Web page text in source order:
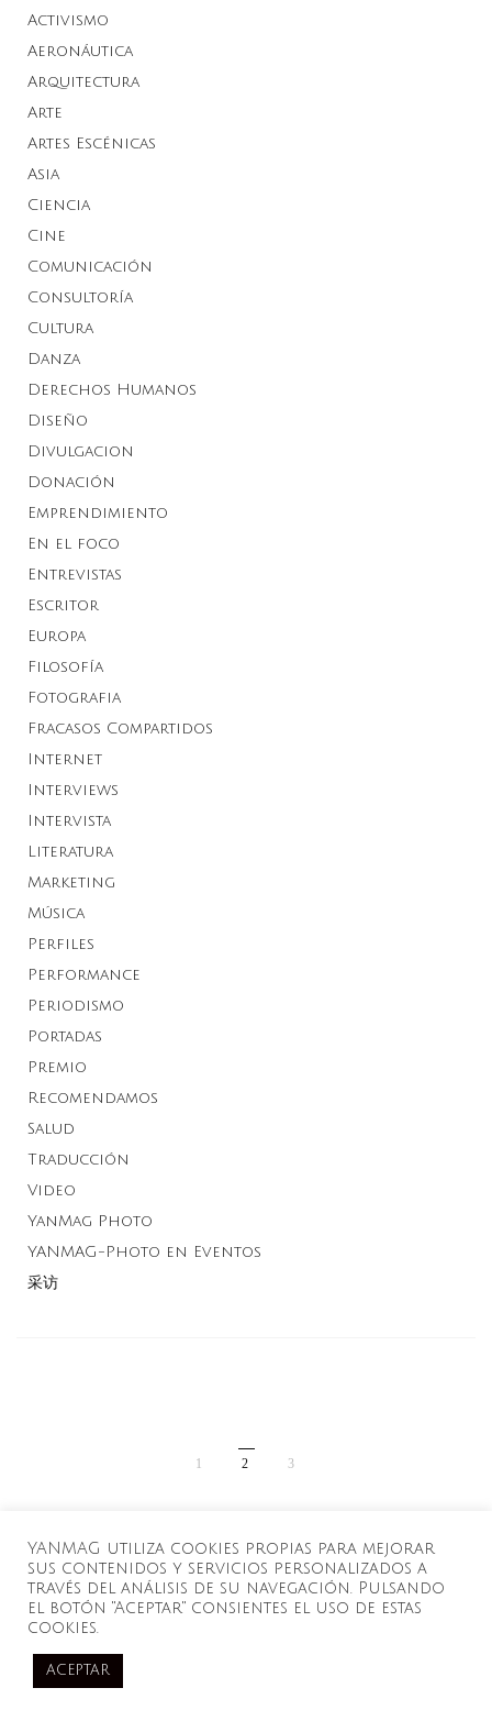
Activismo
Aeronáutica
Arquitectura
Arte
Artes Escénicas
Asia
Ciencia
Cine
Comunicación
Consultoría
Cultura
Danza
Derechos Humanos
Diseño
Divulgacion
Donación
Emprendimiento
En el foco
Entrevistas
Escritor
Europa
Filosofía
Fotografia
Fracasos Compartidos
Internet
Interviews
Intervista
Literatura
Marketing
Música
Perfiles
Performance
Periodismo
Portadas
Premio
Recomendamos
Salud
Traducción
Video
YanMag Photo
YANMAG-Photo en Eventos
采访
1 2 3
YANMAG utiliza cookies propias para mejorar
sus contenidos y servicios personalizados a
través del análisis de su navegación. Pulsando
el botón "Aceptar" consientes el uso de estas
cookies.
ACEPTAR